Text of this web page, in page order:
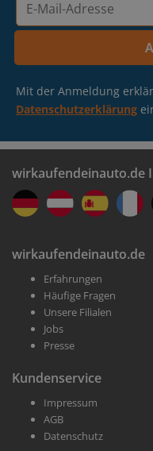
Mit der Anmeldung
Datenschutzerklärung
wirkaufendeinauto.de
wirkaufendeinauto.de
Erfahrungen
Häufige Fragen
Unsere Filialen
Jobs
Presse
Kundenservice
Impressum
AGB
Datenschutz